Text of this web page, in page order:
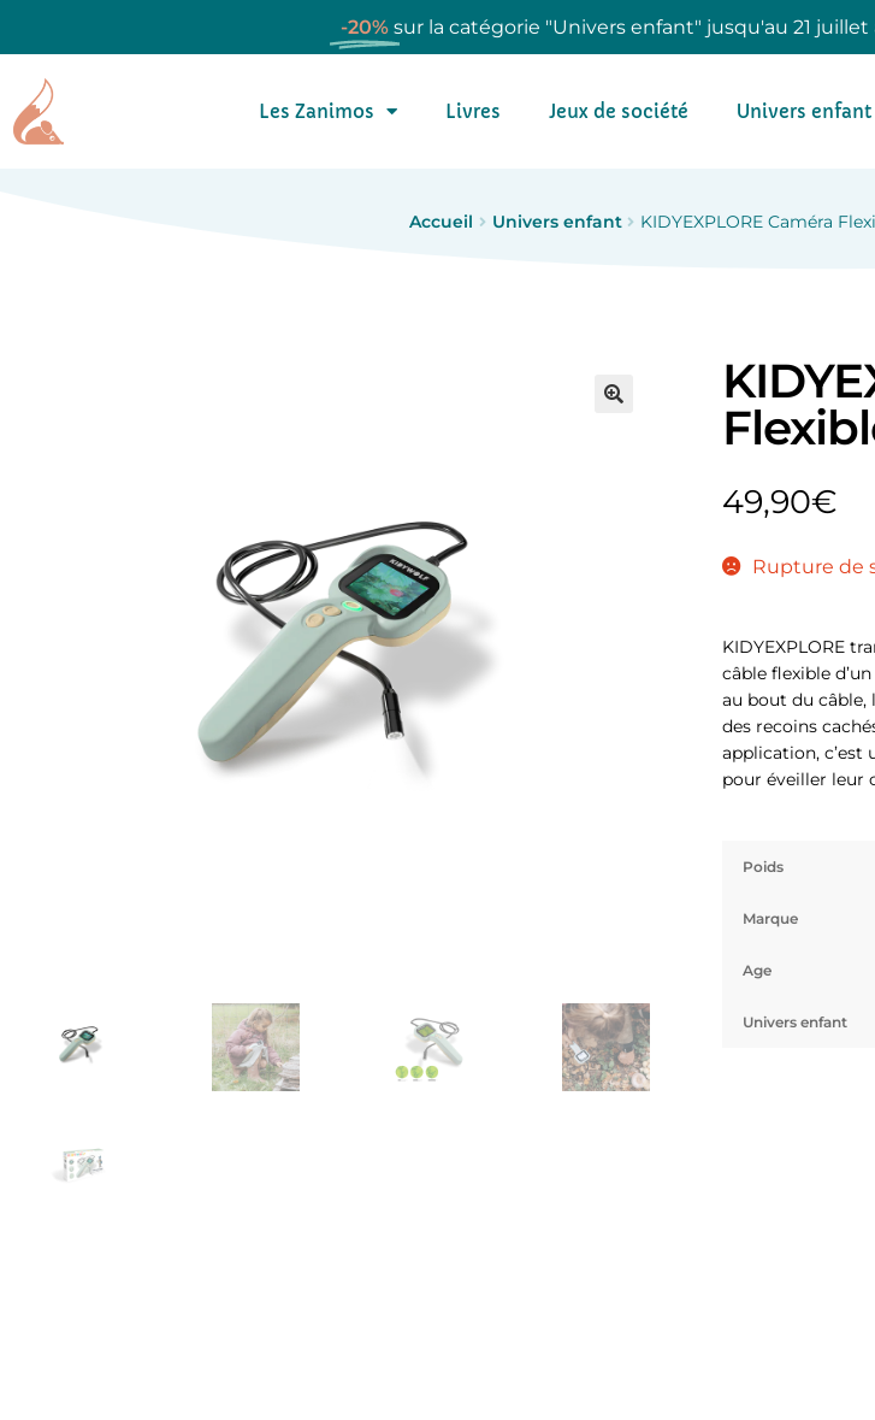
-20% sur la catégorie "Univers enfant" jusqu'au 21 juillet
Les Zanimos Livres Jeux de société Univers enfant
Accueil Univers enfant KIDYEXPLORE Caméra
49,90€
Rupture de
KIDYEXPLORE
câble flexible
au bout du câble,
des recoins
application, c’est
pour éveiller leur
Poids
Marque
Age
Univers enfant